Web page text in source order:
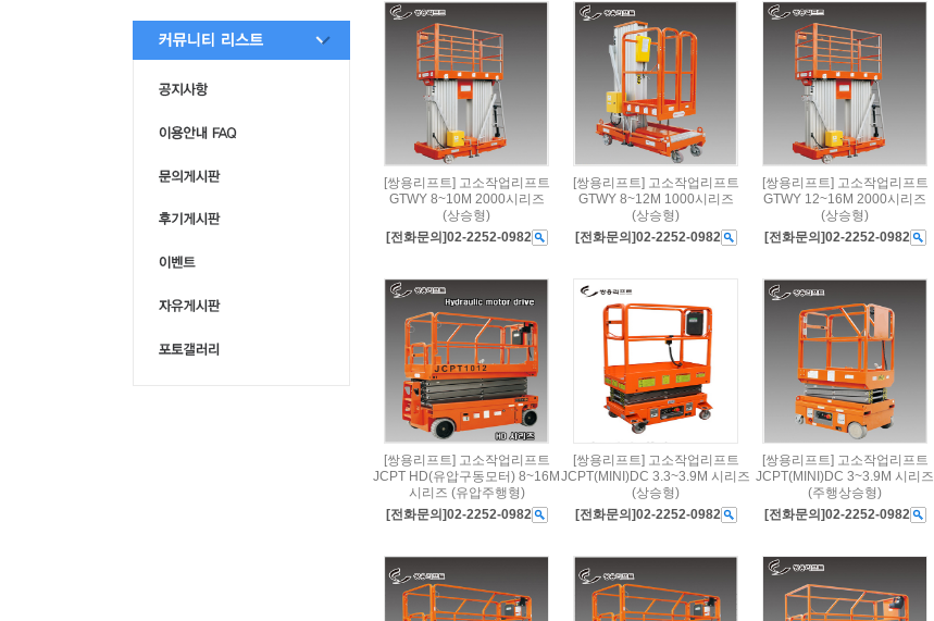
[쌍용리프트] 고소작업리프트
GTWY 8~10M 2000시리즈
(상승형)
[전화문의]02-2252-0982
[쌍용리프트] 고소작업리프트
GTWY 8~12M 1000시리즈
(상승형)
[전화문의]02-2252-0982
[쌍용리프트] 고소작업리프트
GTWY 12~16M 2000시리즈
(상승형)
[전화문의]02-2252-0982
[쌍용리프트] 고소작업리프트
JCPT HD(유압구동모터) 8~16M
시리즈 (유압주행형)
[전화문의]02-2252-0982
[쌍용리프트] 고소작업리프트
JCPT(MINI)DC 3.3~3.9M 시리즈
(상승형)
[전화문의]02-2252-0982
[쌍용리프트] 고소작업리프트
JCPT(MINI)DC 3~3.9M 시리즈
(주행상승형)
[전화문의]02-2252-0982